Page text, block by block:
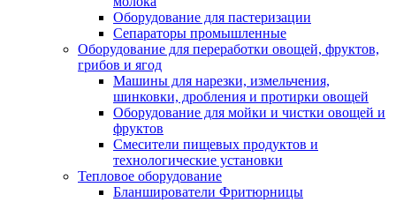
Оборудование для пастеризации
Сепараторы промышленные
Оборудование для переработки овощей, фруктов,
грибов и ягод
Машины для нарезки, измельчения,
шинковки, дробления и протирки овощей
Оборудование для мойки и чистки овощей и
фруктов
Смесители пищевых продуктов и
технологические установки
Тепловое оборудование
Бланширователи Фритюрницы